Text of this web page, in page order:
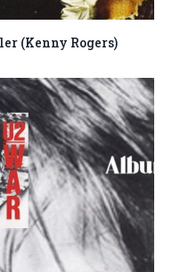
(Kenny Rogers)